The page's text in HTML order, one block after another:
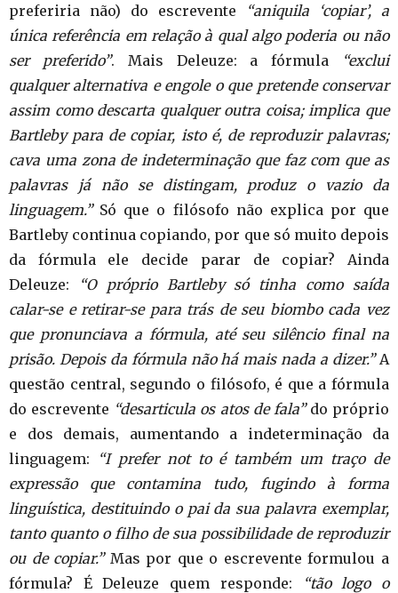
preferiria não) do escrevente
“aniquila ‘copiar’, a
única referência em relação à qual algo poderia ou não
ser preferido”. Mais Deleuze: a fórmula
“exclui
qualquer alternativa e engole o que pretende conservar
assim como descarta qualquer outra coisa; implica que
Bartleby para de copiar, isto é, de reproduzir palavras;
cava uma zona de indeterminação que faz com que as
palavras já não se distingam, produz o vazio da
linguagem.”Só que o filósofo não explica por que
Bartleby continua copiando, por que só muito depois
da fórmula ele decide parar de copiar? Ainda
Deleuze:
“O próprio Bartleby só tinha como saída
calar-se e retirar-se para trás de seu biombo cada vez
que pronunciava a fórmula, até seu silêncio final na
prisão. Depois da fórmula não há mais nada a dizer.”A
questão central, segundo o filósofo, é que a fórmula
do escrevente “desarticula os atos de fala”do próprio
e dos demais, aumentando a indeterminação da
linguagem:
“I prefer not to é também um traço de
expressão que contamina tudo, fugindo à forma
linguística, destituindo o pai da sua palavra exemplar,
tanto quanto o filho de sua possibilidade de reproduzir
ou de copiar.”Mas por que o escrevente formulou a
fórmula? É Deleuze quem responde:
“tão logo o